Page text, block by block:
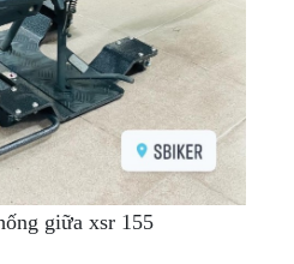
giữa xsr 155